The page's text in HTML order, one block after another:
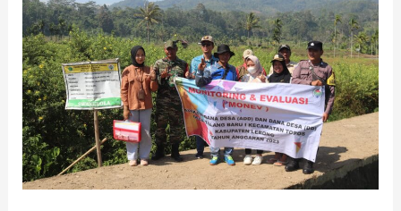
dan
ADD
Talang
Baru
I
Lebong
Tepat
Waktu